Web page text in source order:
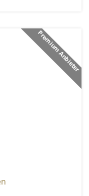
Premium Anbieter